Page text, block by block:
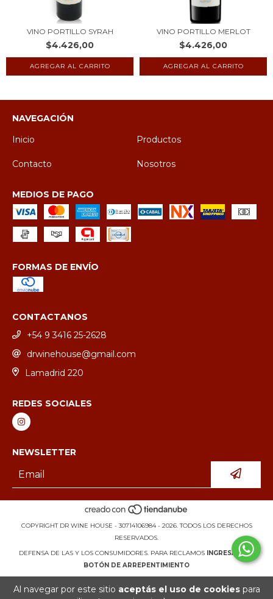
Al navegar por este sitio aceptás el uso de cookiespara
VINO PORTILLO SYRAH
$4.426,00
VINO PORTILLO MERLOT
$4.426,00
NAVEGACIÓN
Inicio
Productos
Contacto Nosotros
MEDIOS DE PAGO
FORMAS DE ENVÍO
CONTACTANOS
+54 9 3416 25-2628
drwinehouse@gmail.com
Lamadrid 220
REDES SOCIALES
NEWSLETTER
COPYRIGHT DR WINE HOUSE - 30714106984 - 2026. TODOS LOS DERECHOS
RESERVADOS.
DEFENSA DE LAS Y LOS CONSUMIDORES. PARA RECLAMOS INGRESÁ ACÁ.
BOTÓN DE ARREPENTIMIENTO